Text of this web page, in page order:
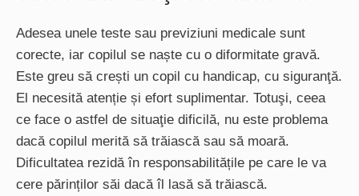
Adesea unele teste sau previziuni medicale sunt
corecte, iar copilul se naște cu o diformitate gravă.
Este greu să crești un copil cu handicap, cu siguranţă.
El necesită atenție și efort suplimentar. Totuşi, ceea
ce face o astfel de situaţie dificilă, nu este problema
dacă copilul merită să trăiască sau să moară.
Dificultatea rezidă în responsabilitățile pe care le va
cere părinților săi dacă îl lasă să trăiască.